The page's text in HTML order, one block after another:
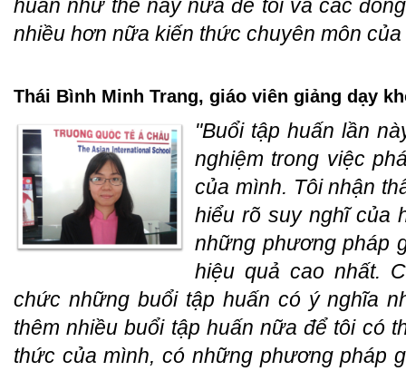
huấn như thế này nữa để tôi và các
nhiều hơn nữa kiến thức chuyên môn của
Thái Bình Minh Trang, giáo viên giảng dạy
"Buổi tập huấn lần
nghiệm trong việc
của mình. Tôi nhận
hiểu rõ suy nghĩ của
những phương pháp
hiệu quả cao nhất.
chức những buổi tập huấn có ý nghĩa
thêm nhiều buổi tập huấn nữa để tôi có
thức của mình, có những phương pháp